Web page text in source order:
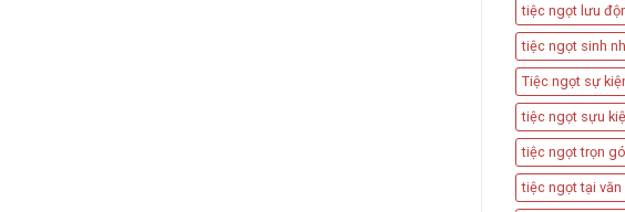
tiệc ngọt lưu
tiệc ngọt sinh
Tiệc ngọt sự
tiệc ngọt sựu
tiệc ngọt trọn
tiệc ngọt tại